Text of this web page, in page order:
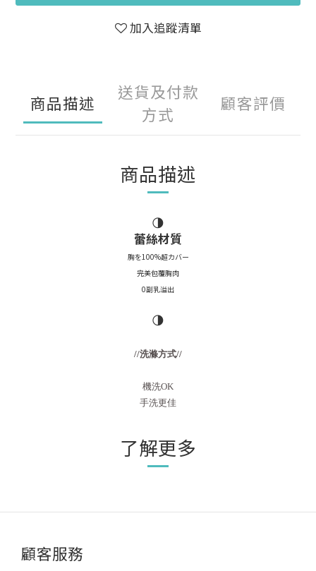
加入追蹤清單
商品描述
送貨及付款
方式
顧客評價
商品描述
🌗
蕾絲材質
胸を100%超カバー
完美包覆胸肉
0副乳溢出
🌗
//洗滌方式//
機洗OK
手洗更佳
了解更多
顧客服務